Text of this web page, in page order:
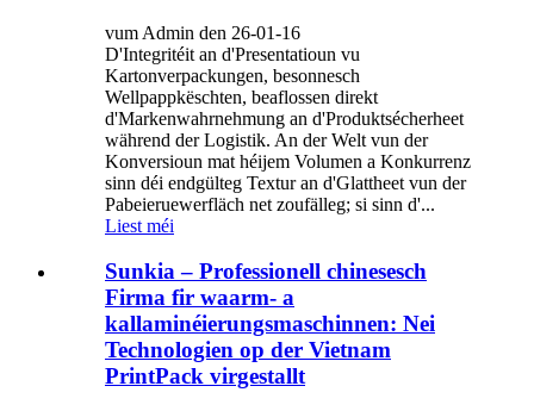
vum Admin den 26-01-16
D'Integritéit an d'Presentatioun vu
Kartonverpackungen, besonnesch
Wellpappkëschten, beaflossen direkt
d'Markenwahrnehmung an d'Produktsécherheet
während der Logistik. An der Welt vun der
Konversioun mat héijem Volumen a Konkurrenz
sinn déi endgülteg Textur an d'Glattheet vun der
Pabeieruewerfläch net zoufälleg; si sinn d'...
Liest méi
Sunkia – Professionell chinesesch
Firma fir waarm- a
kallaminéierungsmaschinnen: Nei
Technologien op der Vietnam
PrintPack virgestallt